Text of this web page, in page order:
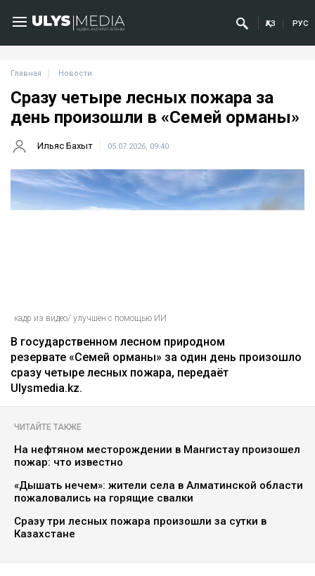
ҚАЗ РУС
Главная Новости
Сразу четыре лесных пожара за
день произошли в «Семей орманы»
Ильяс Бахыт 05.07.2026, 09:40
кадр из видео/ улучшен с помощью ИИ
В государственном лесном природном
резервате «Семей орманы» за один день произошло
сразу четыре лесных пожара, передаёт
Ulysmedia.kz.
ЧИТАЙТЕ ТАКЖЕ
На нефтяном месторождении в Мангистау произошел
пожар: что известно
«Дышать нечем»: жители села в Алматинской области
пожаловались на горящие свалки
Сразу три лесных пожара произошли за сутки в
Казахстане